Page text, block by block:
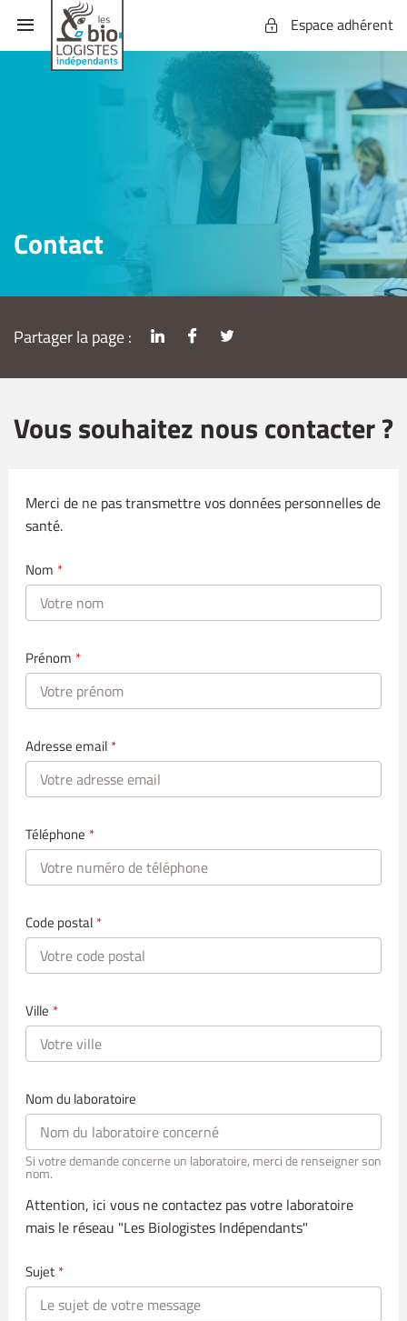
Espace adhérent
Contact
Partager la page :
Vous souhaitez nous contacter ?
Merci de ne pas transmettre vos données personnelles de
santé.
Nom *
Prénom *
Adresse email *
Téléphone *
Code postal *
Ville *
Nom du laboratoire
Si votre demande concerne un laboratoire, merci de renseigner son
nom.
Attention, ici vous ne contactez pas votre laboratoire
mais le réseau "Les Biologistes Indépendants"
Sujet *